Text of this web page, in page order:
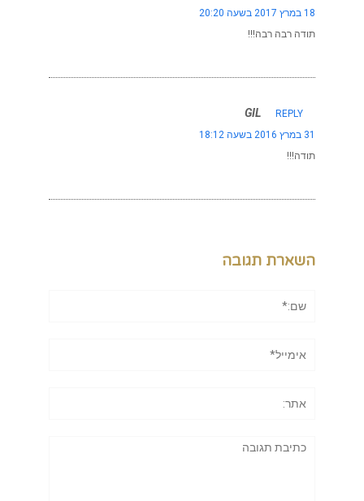
18 במרץ 2017 בשעה 20:20
תודה רבה רבה!!!
GIL
REPLY
31 במרץ 2016 בשעה 18:12
תודה!!!
השארת תגובה